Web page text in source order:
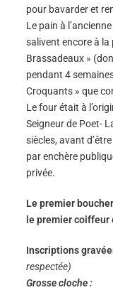
pour bavarder et
Le pain à
salivent encore à la
Brassadeaux »
pendant 4
Croquants » que
Le four était à
Seigneur de Poet-
siècles, avant
par enchère
privée.
Le premier
le premier coiffeur
Inscriptions
respectée)
Grosse cloche :